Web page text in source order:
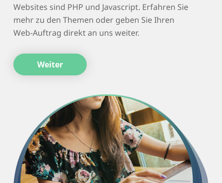
Websites sind PHP und Javascript. Erfahren Sie
mehr zu den Themen oder geben Sie Ihren
Web-Auftrag direkt an uns weiter.
Weiter